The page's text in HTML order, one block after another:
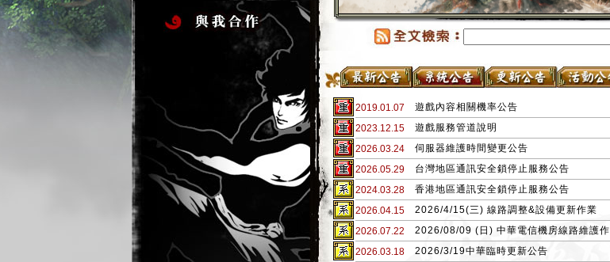
2019.01.07
遊戲內容相關機率公告
2023.12.15
遊戲服務管道說明
2026.03.24
伺服器維護時間變更公告
2026.05.29
台灣地區通訊安全鎖停止服務公告
2024.03.28
香港地區通訊安全鎖停止服務公告
2026.04.15
2026/4/15(三) 線路調整&設備更新作業
2026.07.22
2026/08/09 (日) 中華電信機房線路維護作
2026.03.18
2026/3/19中華臨時更新公告